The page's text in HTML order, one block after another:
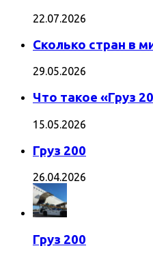
22.07.2026
Сколько стран в
29.05.2026
Что такое «Груз
15.05.2026
Груз 200
26.04.2026
Груз 200